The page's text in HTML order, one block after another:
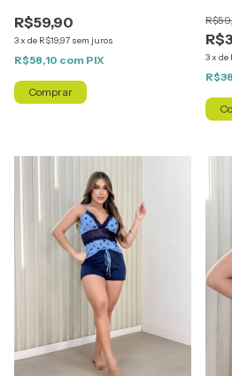
R$59,90
3x de R$19,97 sem juros
R$58,10 com PIX
Comprar
3x de